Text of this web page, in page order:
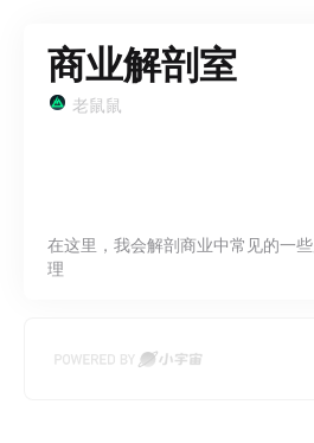
商业解剖室
老鼠鼠
在这里，我会解剖商业中常见的一
理